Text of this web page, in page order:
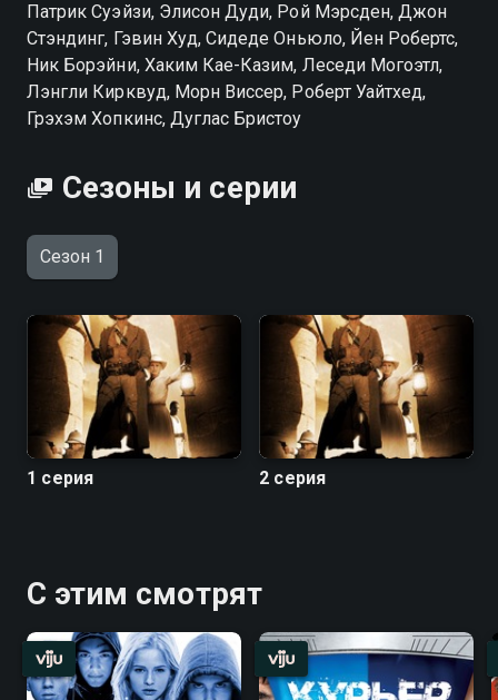
Патрик Суэйзи, Элисон Дуди, Рой Мэрсден, Джон
Стэндинг, Гэвин Худ, Сидеде Оньюло, Йен Робертс,
Ник Борэйни, Хаким Кае-Казим, Леседи Могоэтл,
Лэнгли Кирквуд, Морн Виссер, Роберт Уайтхед,
Грэхэм Хопкинс, Дуглас Бристоу
Сезоны и серии
Сезон 1
1 серия 2 серия
С этим смотрят